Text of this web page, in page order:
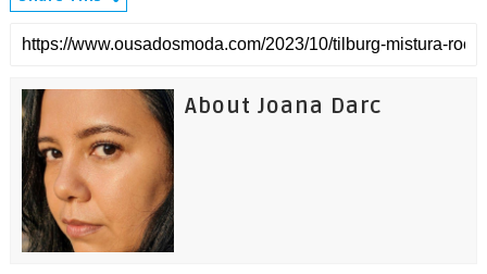
About Joana Darc